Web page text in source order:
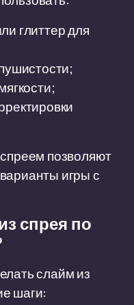
глиттер для
позволяют
игры с
спрея по
слайм из
шаги: